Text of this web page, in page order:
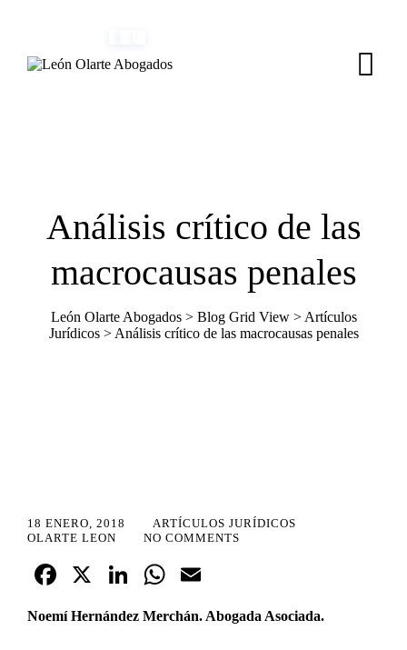
Análisis crítico de las
macrocausas penales
León Olarte Abogados> Blog Grid View> Artículos
Jurídicos> Análisis crítico de las macrocausas penales
18 ENERO, 2018
ARTÍCULOS JURÍDICOS
OLARTE LEON
NO COMMENTS
Fa
ce
X
Li
nk
W
ha m
ail
Noemí Hernández Merchán. Abogada Asociada.